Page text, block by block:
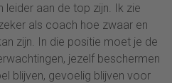
leider aan de top zijn. Ik zie
als coach hoe zwaar en
zijn. In die positie moet je de
jezelf beschermen
blijven, gevoelig blijven voor